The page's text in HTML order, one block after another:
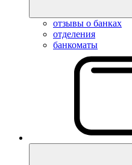
отзывы о банках
отделения
банкоматы